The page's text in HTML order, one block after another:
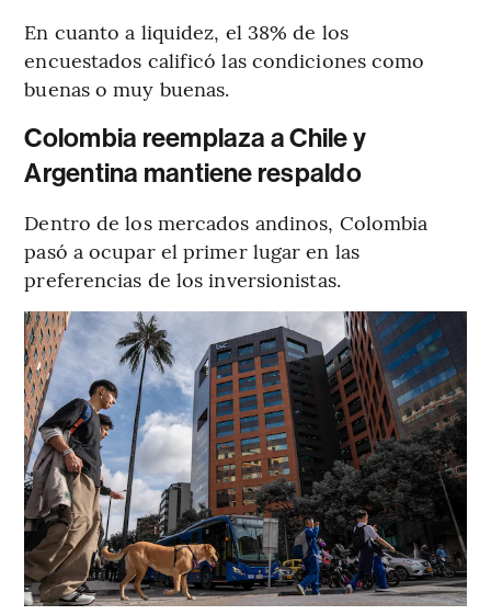
En cuanto a liquidez, el 38% de los
encuestados calificó las condiciones como
buenas o muy buenas.
Colombia reemplaza a Chile y
Argentina mantiene respaldo
Dentro de los mercados andinos, Colombia
pasó a ocupar el primer lugar en las
preferencias de los inversionistas.